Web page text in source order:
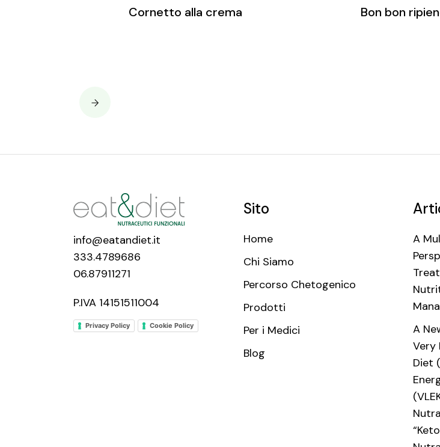
Cornetto alla crema Bon bon
info@eatandiet.it
333.4789686
06.87911271
P.IVA 14151511004
Privacy Policy Cookie Policy
Sito
Home
Chi Siamo
Percorso Chetogenico
Prodotti
Per i Medici
Blog
A
A
Very
Diet